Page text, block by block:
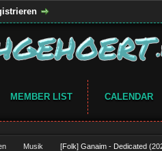
MEMBER LIST CALENDAR
Musik [Folk] Ganaim - Dedicated